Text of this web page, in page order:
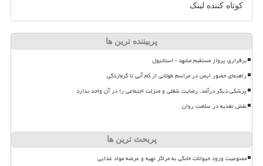
کوتاه کننده لینک
پربیننده ترین ها
برقراری پرواز مستقیم مشهد - استانبول
راهنمای حضور ایمن در مراسم طولانی از کم آبی تا گرمازدگی
پزشکی دیگر درآمد، رضایت شغلی و منزلت اجتماعی را در آن واحد ندارد
نقش تغذیه در سلامت روان
پربحث ترین ها
ممنوعیت ورود حیوانات خانگی به مراکز تهیه و عرضه مواد غذایی